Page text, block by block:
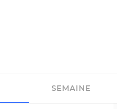
SEMAINE